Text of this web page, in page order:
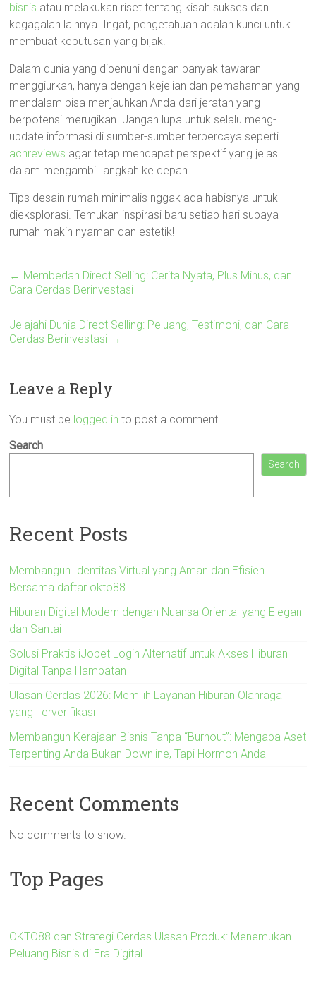
bisnis atau melakukan riset tentang kisah sukses dan
kegagalan lainnya. Ingat, pengetahuan adalah kunci untuk
membuat keputusan yang bijak.
Dalam dunia yang dipenuhi dengan banyak tawaran
menggiurkan, hanya dengan kejelian dan pemahaman yang
mendalam bisa menjauhkan Anda dari jeratan yang
berpotensi merugikan. Jangan lupa untuk selalu meng-
update informasi di sumber-sumber terpercaya seperti
acnreviews agar tetap mendapat perspektif yang jelas
dalam mengambil langkah ke depan.
Tips desain rumah minimalis nggak ada habisnya untuk
dieksplorasi. Temukan inspirasi baru setiap hari supaya
rumah makin nyaman dan estetik!
← Membedah Direct Selling: Cerita Nyata, Plus Minus, dan
Cara Cerdas Berinvestasi
Jelajahi Dunia Direct Selling: Peluang, Testimoni, dan Cara
Cerdas Berinvestasi →
Leave a Reply
You must be logged in to post a comment.
Search
Search
Recent Posts
Membangun Identitas Virtual yang Aman dan Efisien
Bersama daftar okto88
Hiburan Digital Modern dengan Nuansa Oriental yang Elegan
dan Santai
Solusi Praktis iJobet Login Alternatif untuk Akses Hiburan
Digital Tanpa Hambatan
Ulasan Cerdas 2026: Memilih Layanan Hiburan Olahraga
yang Terverifikasi
Membangun Kerajaan Bisnis Tanpa “Burnout”: Mengapa Aset
Terpenting Anda Bukan Downline, Tapi Hormon Anda
Recent Comments
No comments to show.
Top Pages
OKTO88 dan Strategi Cerdas Ulasan Produk: Menemukan
Peluang Bisnis di Era Digital